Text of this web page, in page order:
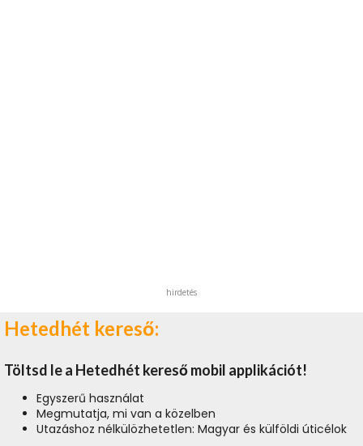
hirdetés
Hetedhét kereső:
Töltsd le a Hetedhét kereső mobil applikációt!
Egyszerű használat
Megmutatja, mi van a közelben
Utazáshoz nélkülözhetetlen: Magyar és külföldi úticélok